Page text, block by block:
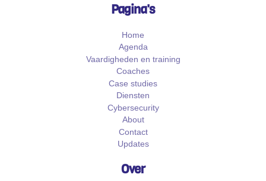
Pagina's
Home
Agenda
Vaardigheden en training
Coaches
Case studies
Diensten
Cybersecurity
About
Contact
Updates
Over